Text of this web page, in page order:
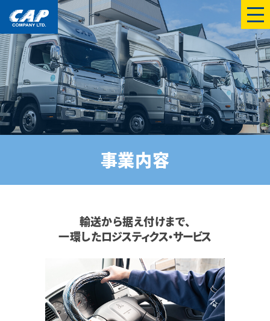
menu
事業内容
輸送から据え付けまで、
一環したロジスティクス・サービス